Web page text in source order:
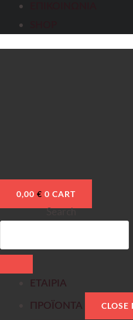
0,00 € 0 CART
Search
ΕΤΑΙΡΙΑ
ΠΡΟΪΟΝΤΑ